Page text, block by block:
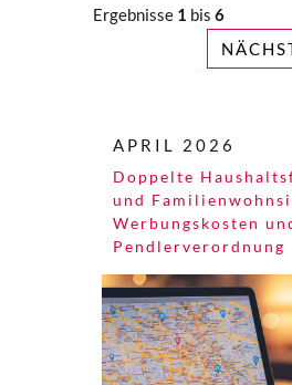
Ergebnisse 1 bis 6
APRIL 2026
Doppelte
und
Werbungskosten
Pendlerverordnung